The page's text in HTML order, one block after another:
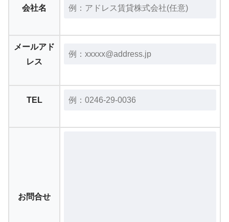
会社名
メールアド
レス
TEL
お問合せ